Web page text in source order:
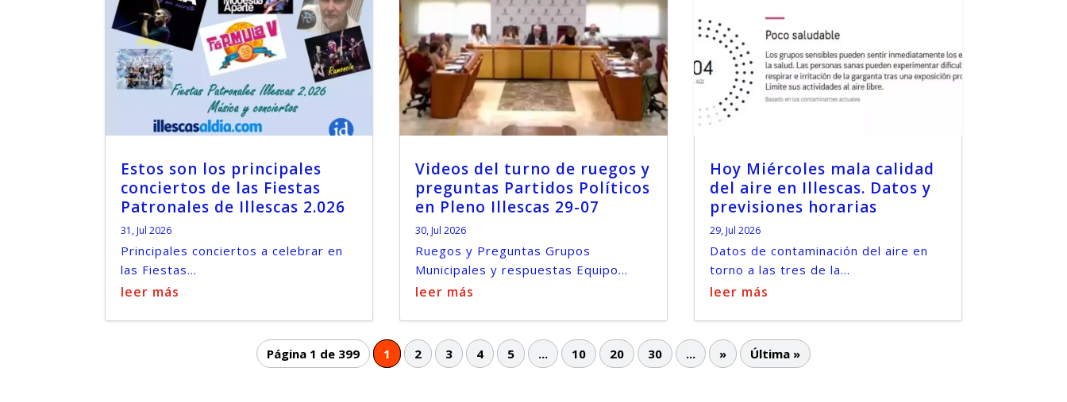
Estos son los principales
conciertos de las Fiestas
Patronales de Illescas 2.026
31, Jul 2026
Principales conciertos a celebrar en
las Fiestas...
leer más
Videos del turno de ruegos y
preguntas Partidos Políticos
en Pleno Illescas 29-07
30, Jul 2026
Ruegos y Preguntas Grupos
Municipales y respuestas Equipo...
leer más
Hoy Miércoles mala calidad
del aire en Illescas. Datos y
previsiones horarias
29, Jul 2026
Datos de contaminación del aire en
torno a las tres de la...
leer más
Página 1 de 399 1 2 3 4 5 ... 10 20 30 ... » Última »